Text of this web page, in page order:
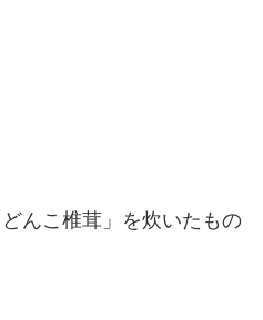
んこ椎茸」を炊いたもの